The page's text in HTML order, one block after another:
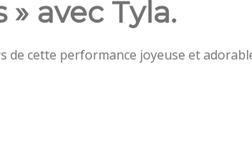
avec Tyla.
cette performance joyeuse et